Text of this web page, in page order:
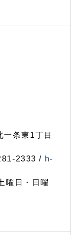
条東1丁目
2333 / h-
曜日・日曜